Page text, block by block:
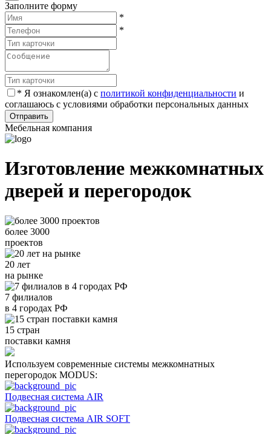
Заполните форму
*
*
* Я ознакомлен(а) с политикой конфиденциальности и
соглашаюсь с условиями обработки персональных данных
Отправить
Мебельная компания
Изготовление межкомнатных
дверей и перегородок
более 3000
проектов
20 лет
на рынке
7 филиалов
в 4 городах РФ
15 стран
поставки камня
Используем современные системы межкомнатных
перегородок MODUS:
Подвесная система AIR
Подвесная система AIR SOFT